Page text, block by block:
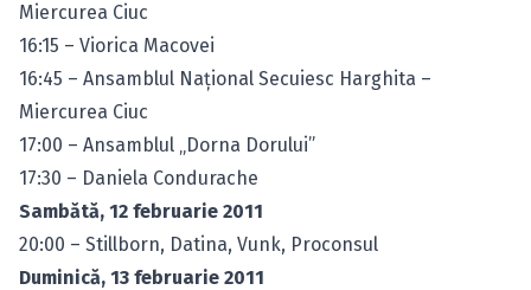
Miercurea Ciuc
16:15 – Viorica Macovei
16:45 – Ansamblul Naţional Secuiesc Harghita –
Miercurea Ciuc
17:00 – Ansamblul „Dorna Dorului”
17:30 – Daniela Condurache
Sambătă, 12 februarie 2011
20:00 – Stillborn, Datina, Vunk, Proconsul
Duminică, 13 februarie 2011